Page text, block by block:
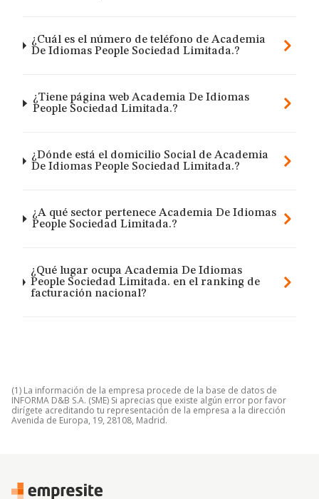
¿Cuál es el número de teléfono de Academia
De Idiomas People Sociedad Limitada.?
¿Tiene página web Academia De Idiomas
People Sociedad Limitada.?
¿Dónde está el domicilio Social de Academia
De Idiomas People Sociedad Limitada.?
¿A qué sector pertenece Academia De Idiomas
People Sociedad Limitada.?
¿Qué lugar ocupa Academia De Idiomas
People Sociedad Limitada. en el ranking de
facturación nacional?
(1) La información de la empresa procede de la base de datos de
INFORMA D&B S.A. (SME) Si aprecias que existe algún error por favor
dirígete acreditando tu representación de la empresa a la dirección
Avenida de Europa, 19, 28108, Madrid.